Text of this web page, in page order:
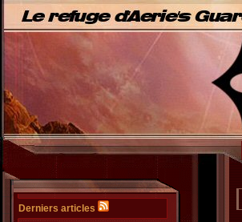
Derniers articles